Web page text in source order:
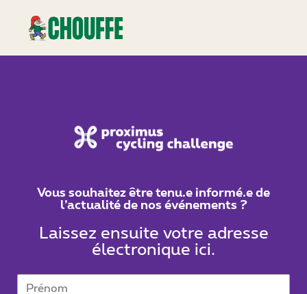
Vous souhaitez être tenu.e informé.e de
l’actualité de nos événements ?
Laissez ensuite votre adresse
électronique ici.